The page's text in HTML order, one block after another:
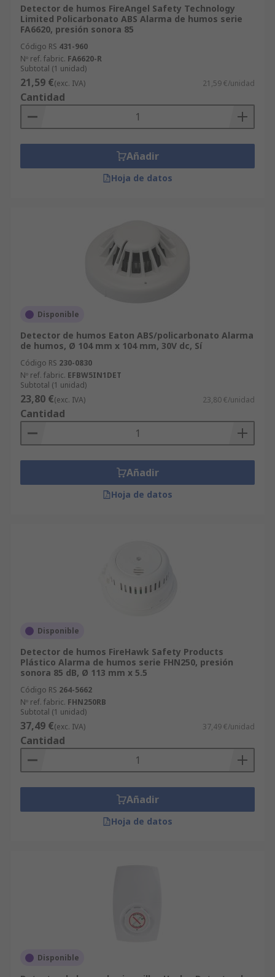
Detector de humos FireAngel Safety Technology
Limited Policarbonato ABS Alarma de humos serie
FA6620, presión sonora 85
Código RS 431-960
Nº ref. fabric. FA6620-R
Subtotal (1 unidad)
21,59 €(exc. IVA) 21,59 €/unidad
Cantidad
Añadir
Hoja de datos
Disponible
Detector de humos Eaton ABS/policarbonato Alarma
de humos, Ø 104 mm x 104 mm, 30V dc, Sí
Código RS 230-0830
Nº ref. fabric. EFBW5IN1DET
Subtotal (1 unidad)
23,80 €(exc. IVA) 23,80 €/unidad
Cantidad
Añadir
Hoja de datos
Disponible
Detector de humos FireHawk Safety Products
Plástico Alarma de humos serie FHN250, presión
sonora 85 dB, Ø 113 mm x 5.5
Código RS 264-5662
Nº ref. fabric. FHN250RB
Subtotal (1 unidad)
37,49 €(exc. IVA) 37,49 €/unidad
Cantidad
Añadir
Hoja de datos
Disponible